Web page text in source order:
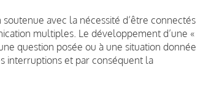
avec la nécessité d’être connectés
multiples. Le développement d’une «
question posée ou à une situation donnée
interruptions et par conséquent la